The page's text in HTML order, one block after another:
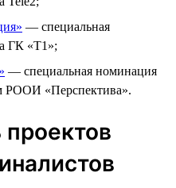
— специальная
ГК «Т1»;
— специальная номинация
РООИ «Перспектива».